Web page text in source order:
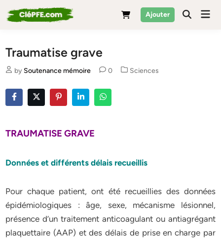
to
Ajouter
Traumatise grave
by Soutenance mémoire 0
Posted
Sciences
TRAUMATISE GRAVE
Données et différents délais recueillis
Pour chaque patient, ont été recueillies des données
épidémiologiques : âge, sexe, mécanisme lésionnel,
présence d’un traitement anticoagulant ou antiagrégant
plaquettaire (AAP) et des délais de prise en charge par